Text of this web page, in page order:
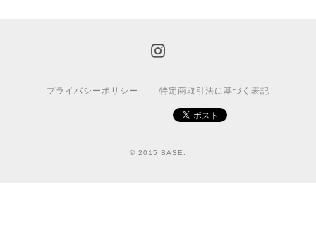
プライバシーポリシー 特定商取引法に基づく表記
© 2015 BASE.